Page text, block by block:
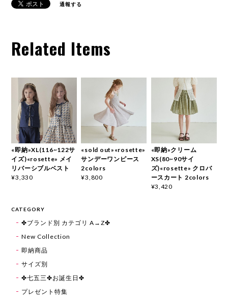
通報する
Related Items
«即納»XL(116~122サ
イズ)«rosette» メイ
リバーシブルベスト
¥3,330
«sold out»«rosette»
サンデーワンピース
2colors
¥3,800
«即納»クリーム
XS(80~90サイ
ズ)«rosette» クロバ
ースカート 2colors
¥3,420
CATEGORY
✤ブランド別 カテゴリ A→Z✤
New Collection
即納商品
サイズ別
✤七五三✤お誕生日✤
プレゼント特集